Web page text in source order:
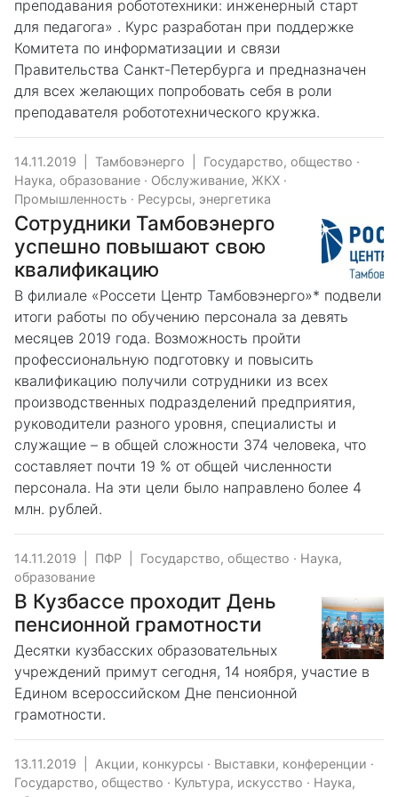
преподавания робототехники: инженерный старт
для педагога» . Курс разработан при поддержке
Комитета по информатизации и связи
Правительства Санкт-Петербурга и предназначен
для всех желающих попробовать себя в роли
преподавателя робототехнического кружка.
14.11.2019 Тамбовэнерго Государство, общество ·
Наука, образование · Обслуживание, ЖКХ ·
Промышленность · Ресурсы, энергетика
Сотрудники Тамбовэнерго
успешно повышают свою
квалификацию
В филиале «Россети Центр Тамбовэнерго»* подвели
итоги работы по обучению персонала за девять
месяцев 2019 года. Возможность пройти
профессиональную подготовку и повысить
квалификацию получили сотрудники из всех
производственных подразделений предприятия,
руководители разного уровня, специалисты и
служащие – в общей сложности 374 человека, что
составляет почти 19 % от общей численности
персонала. На эти цели было направлено более 4
млн. рублей.
14.11.2019 ПФР Государство, общество · Наука,
образование
В Кузбассе проходит День
пенсионной грамотности
Десятки кузбасских образовательных
учреждений примут сегодня, 14 ноября, участие в
Едином всероссийском Дне пенсионной
грамотности.
13.11.2019 Акции, конкурсы · Выставки, конференции ·
Государство, общество · Культура, искусство · Наука,